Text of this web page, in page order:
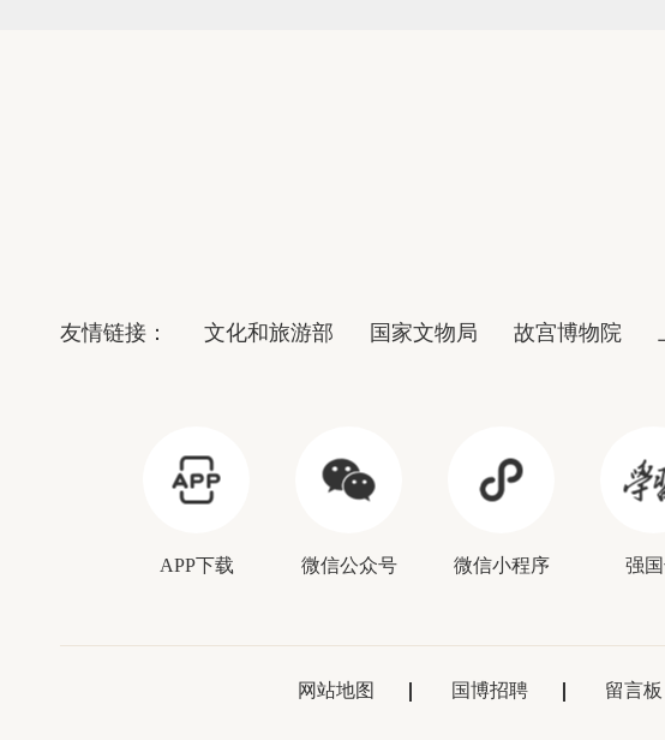
友情链接： 文化和旅游部 国家文物局 故宫博物院
APP下载 微信公众号 微信小程序 强
网站地图 国博招聘 留言板